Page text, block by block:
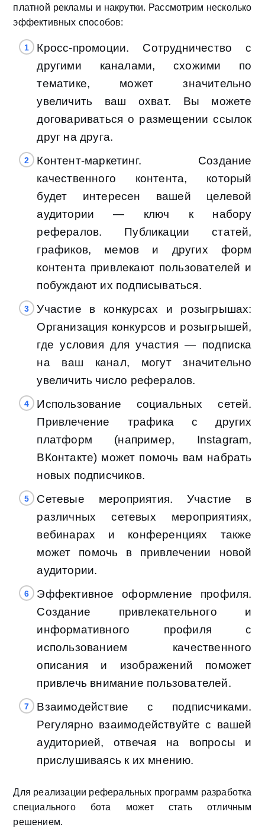
платной рекламы и накрутки. Рассмотрим несколько
эффективных способов:
Кросс-промоции. Сотрудничество с
другими каналами, схожими по
тематике, может значительно
увеличить ваш охват. Вы можете
договариваться о размещении ссылок
друг на друга.
Контент-маркетинг. Создание
качественного контента, который
будет интересен вашей целевой
аудитории — ключ к набору
рефералов. Публикации статей,
графиков, мемов и других форм
контента привлекают пользователей и
побуждают их подписываться.
Участие в конкурсах и розыгрышах:
Организация конкурсов и розыгрышей,
где условия для участия — подписка
на ваш канал, могут значительно
увеличить число рефералов.
Использование социальных сетей.
Привлечение трафика с других
платформ (например, Instagram,
ВКонтакте) может помочь вам набрать
новых подписчиков.
Сетевые мероприятия. Участие в
различных сетевых мероприятиях,
вебинарах и конференциях также
может помочь в привлечении новой
аудитории.
Эффективное оформление профиля.
Создание привлекательного и
информативного профиля с
использованием качественного
описания и изображений поможет
привлечь внимание пользователей.
Взаимодействие с подписчиками.
Регулярно взаимодействуйте с вашей
аудиторией, отвечая на вопросы и
прислушиваясь к их мнению.
Для реализации реферальных программ разработка
специального бота может стать отличным
решением.